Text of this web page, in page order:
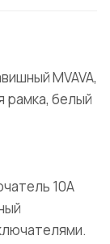
MVAVA,
рамка, белый
10А